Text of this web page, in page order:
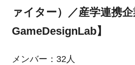
ァイター）／産学連携企
GameDesignLab】
メンバー：32人